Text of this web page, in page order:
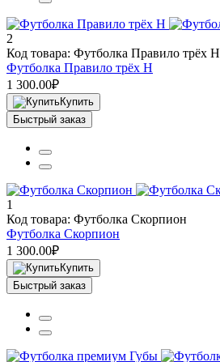
2
Код товара: Футболка Правило трёх Н
Футболка Правило трёх Н
1 300.00₽
Купить
Быстрый заказ
1
Код товара: Футболка Скорпион
Футболка Скорпион
1 300.00₽
Купить
Быстрый заказ